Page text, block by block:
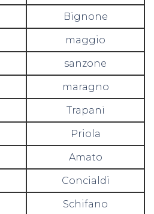
Bignone
maggio
sanzone
maragno
Trapani
Priola
Amato
Concialdi
Schifano